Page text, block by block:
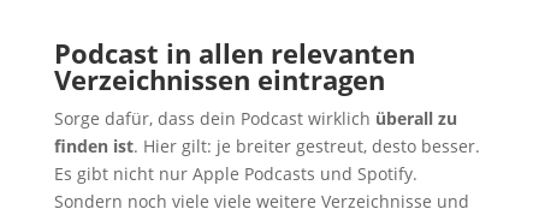
Podcast in allen relevanten
Verzeichnissen eintragen
Sorge dafür, dass dein Podcast wirklich überall zu
finden ist. Hier gilt: je breiter gestreut, desto besser.
Es gibt nicht nur Apple Podcasts und Spotify.
Sondern noch viele viele weitere Verzeichnisse und